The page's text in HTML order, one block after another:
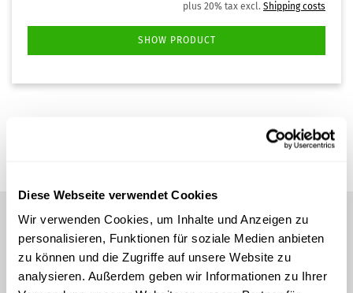
Diese Webseite verwendet Cookies
Wir verwenden Cookies, um Inhalte und Anzeigen zu
personalisieren, Funktionen für soziale Medien anbieten
zu können und die Zugriffe auf unsere Website zu
analysieren. Außerdem geben wir Informationen zu Ihrer
plus 20% tax excl. Shipping costs
SHOW PRODUCT
ABOUT STERI24
Steri24is your provider of system solutions for instrument